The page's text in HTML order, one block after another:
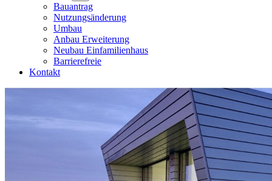
Bauantrag
Nutzungsänderung
Umbau
Anbau Erweiterung
Neubau Einfamilienhaus
Barrierefreie
Kontakt